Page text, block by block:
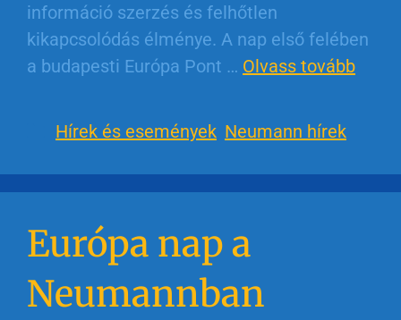
információ szerzés és felhőtlen
kikapcsolódás élménye. A nap első felében
a budapesti Európa Pont … Olvass tovább
Hírek és események Neumann hírek
Európa nap a
Neumannban